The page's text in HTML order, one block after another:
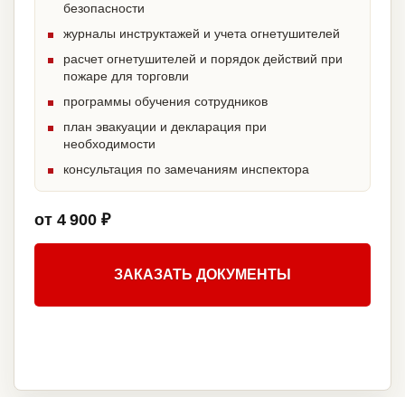
безопасности
журналы инструктажей и учета огнетушителей
расчет огнетушителей и порядок действий при
пожаре для торговли
программы обучения сотрудников
план эвакуации и декларация при
необходимости
консультация по замечаниям инспектора
от 4 900 ₽
ЗАКАЗАТЬ ДОКУМЕНТЫ